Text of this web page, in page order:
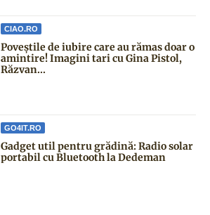
CIAO.RO
Poveştile de iubire care au rămas doar o
amintire! Imagini tari cu Gina Pistol,
Răzvan...
GO4IT.RO
Gadget util pentru grădină: Radio solar
portabil cu Bluetooth la Dedeman